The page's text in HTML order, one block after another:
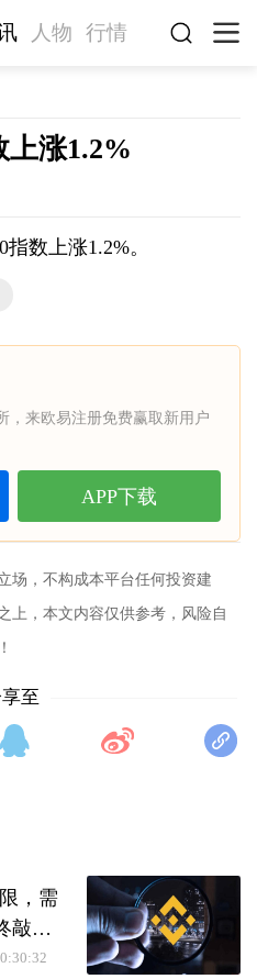
人物 行情
上涨1.2%
数上涨1.2%。
，来欧易注册免费赢取新用户
APP下载
场，不构成本平台任何投资建
上，本文内容仅供参考，风险自
至
，需
敲定